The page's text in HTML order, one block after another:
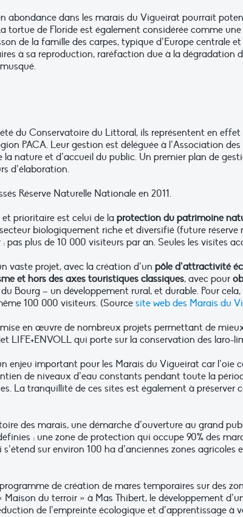
abondance dans les marais du Vigueirat pourrait
tortue de Floride est également considérée comme
de la famille des carpes, typique d’Europe centrale
à sa reproduction, raréfaction due à la dégradation
du Conservatoire du Littoral, ils représentent en effet
PACA. Leur gestion est déléguée à l’Association
nature et d’accueil du public. Un premier plan de
d’élaboration.
Réserve Naturelle Nationale en 2011.
prioritaire est celui de la protection du patrimoine
biologiquement riche et diversifié (future
pas plus de 10 000 visiteurs par an. Seules les visites
vaste projet, avec la création d’un pôle d’attractivité
et hors des axes touristiques classiques, avec pour
Bourg – un développement rural, et durable. Pour
100 000 visiteurs. (Source site web des Marais du
en œuvre de nombreux projets permettant de
LIFE+ENVOLL qui porte sur la conservation des laro-
enjeu important pour les Marais du Vigueirat car
de niveaux d’eau constants pendant toute la
La tranquillité de ces sites est également à préserver
des marais, une démarche d’ouverture au grand
: une zone de protection qui occupe 90% des
sur environ 100 ha d’anciennes zones
de création de mares temporaires sur des
du terroir » à Mas Thibert, le développement
de l’empreinte écologique et d’apprentissage à